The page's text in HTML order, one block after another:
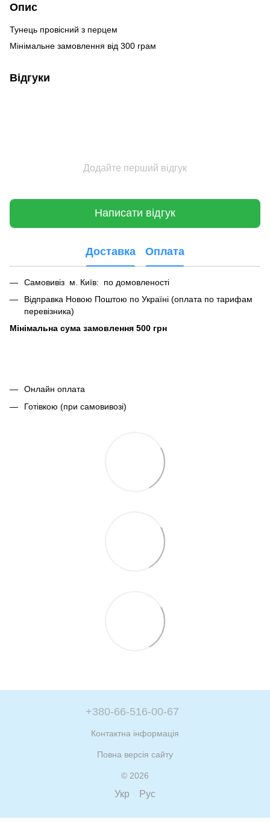
Опис
Тунець провісний з перцем
Мінімальне замовлення від 300 грам
Відгуки
Додайте перший відгук
Написати відгук
Доставка Оплата
Самовивіз м. Київ: по домовленості
Відправка Новою Поштою по Україні (оплата по тарифам
перевізника)
Мінімальна сума замовлення 500 грн
Онлайн оплата
Готівкою (при самовивозі)
+380-66-516-00-67
Контактна інформація
Повна версія сайту
© 2026
Укр Рус